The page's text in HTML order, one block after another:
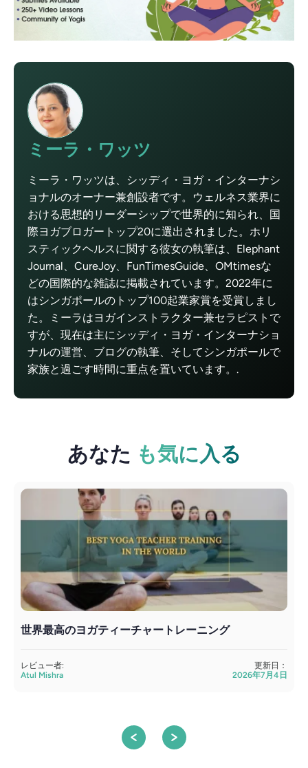
ミーラ・ワッツ
ミーラ・ワッツは、シッディ・ヨガ・インターナシ
ョナルのオーナー兼創設者です。ウェルネス業界に
おける思想的リーダーシップで世界的に知られ、国
際ヨガブロガートップ20に選出されました。ホリ
スティックヘルスに関する彼女の執筆は、Elephant
Journal、CureJoy、FunTimesGuide、OMtimesな
どの国際的な雑誌に掲載されています。2022年に
はシンガポールのトップ100起業家賞を受賞しまし
た。ミーラはヨガインストラクター兼セラピストで
すが、現在は主にシッディ・ヨガ・インターナショ
ナルの運営、ブログの執筆、そしてシンガポールで
家族と過ごす時間に重点を置いています。.
あなた も気に入る
世界最高のヨガティーチャートレーニング
レビュー者:
Atul Mishra
更新日：
2026年7月4日